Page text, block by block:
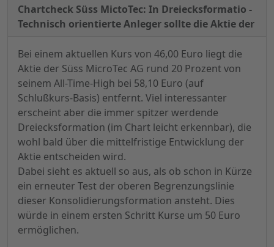
Chartcheck Süss MictoTec: In Dreiecksformatio -
Technisch orientierte Anleger sollte die Aktie der
Bei einem aktuellen Kurs von 46,00 Euro liegt die
Aktie der Süss MicroTec AG rund 20 Prozent von
seinem All-Time-High bei 58,10 Euro (auf
Schlußkurs-Basis) entfernt. Viel interessanter
erscheint aber die immer spitzer werdende
Dreiecksformation (im Chart leicht erkennbar), die
wohl bald über die mittelfristige Entwicklung der
Aktie entscheiden wird.
Dabei sieht es aktuell so aus, als ob schon in Kürze
ein erneuter Test der oberen Begrenzungslinie
dieser Konsolidierungsformation ansteht. Dies
würde in einem ersten Schritt Kurse um 50 Euro
ermöglichen.